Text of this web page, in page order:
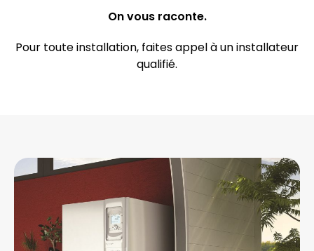
On vous raconte.
Pour toute installation, faites appel à un installateur
qualifié.